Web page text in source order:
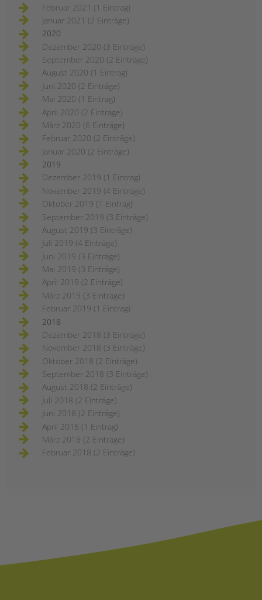
Februar 2021 (1 Eintrag)
Januar 2021 (2 Einträge)
2020
Dezember 2020 (3 Einträge)
September 2020 (2 Einträge)
August 2020 (1 Eintrag)
Juni 2020 (2 Einträge)
Mai 2020 (1 Eintrag)
April 2020 (2 Einträge)
März 2020 (6 Einträge)
Februar 2020 (2 Einträge)
Januar 2020 (2 Einträge)
2019
Dezember 2019 (1 Eintrag)
November 2019 (4 Einträge)
Oktober 2019 (1 Eintrag)
September 2019 (3 Einträge)
August 2019 (3 Einträge)
Juli 2019 (4 Einträge)
Juni 2019 (3 Einträge)
Mai 2019 (3 Einträge)
April 2019 (2 Einträge)
März 2019 (3 Einträge)
Februar 2019 (1 Eintrag)
2018
Dezember 2018 (3 Einträge)
November 2018 (3 Einträge)
Oktober 2018 (2 Einträge)
September 2018 (3 Einträge)
August 2018 (2 Einträge)
Juli 2018 (2 Einträge)
Juni 2018 (2 Einträge)
April 2018 (1 Eintrag)
März 2018 (2 Einträge)
Februar 2018 (2 Einträge)